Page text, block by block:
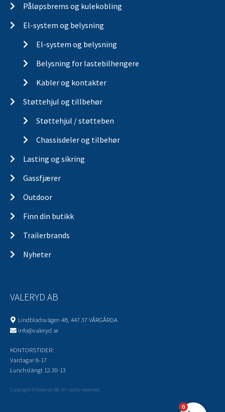
Påløpsbrems og kulekobling
El-system og belysning
El-system og belysning
Belysning for lastebilhengere
Kabler og kontakter
Støttehjul og tillbehør
Støttehjul / støtteben
Chassisdeler og tilbehør
Lasting og sikring
Gassfjærer
Outdoor
Finn din butikk
Trailerbrands
Nyheter
VALERYD AB
Lindbladsvägen 4B, 447 37 VÅRGÅRDA
info@valeryd.se
KONTORSTIDER:
Vardagar 8-17
Lunchstängt 12.30-13
Copyright © Valeryd AB. All rights reserved.
0